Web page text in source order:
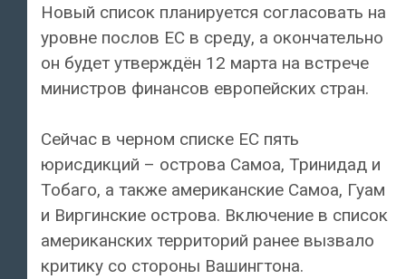
Новый список планируется согласовать на
уровне послов ЕС в среду, а окончательно
он будет утверждён 12 марта на встрече
министров финансов европейских стран.
Сейчас в черном списке ЕС пять
юрисдикций – острова Самоа, Тринидад и
Тобаго, а также американские Самоа, Гуам
и Виргинские острова. Включение в список
американских территорий ранее вызвало
критику со стороны Вашингтона.